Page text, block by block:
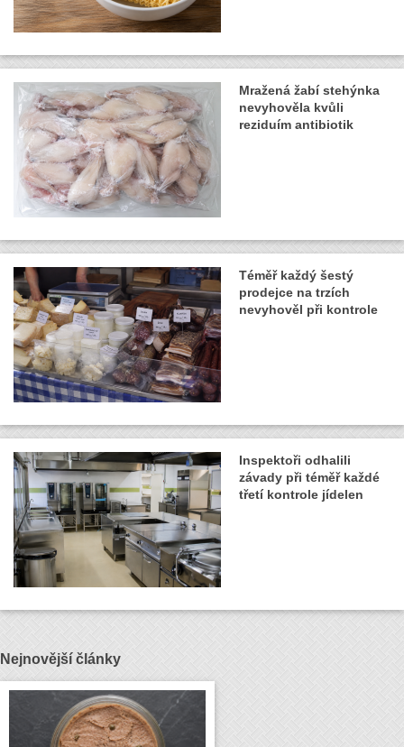
Mražená žabí stehýnka
nevyhověla kvůli
reziduím antibiotik
Téměř každý šestý
prodejce na trzích
nevyhověl při kontrole
Inspektoři odhalili
závady při téměř každé
třetí kontrole jídelen
Nejnovější články